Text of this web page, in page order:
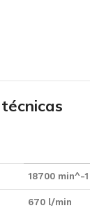
18700 min^-1
670 l/min